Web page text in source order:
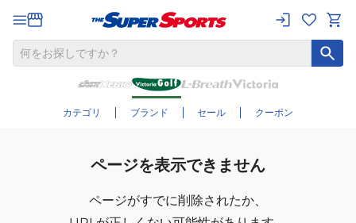
カテゴリ ブランド セール クーポン
ページを表示できません
ページがすでに削除されたか、